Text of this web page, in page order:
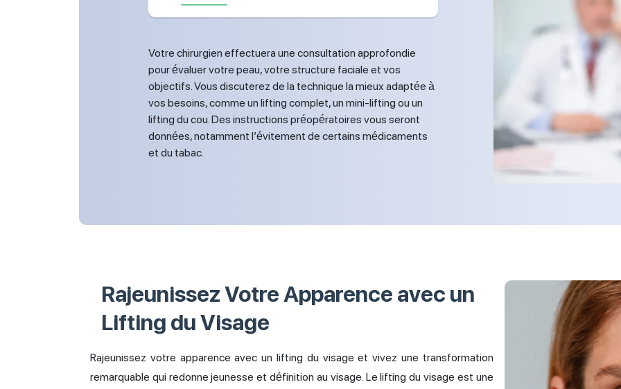
Votre chirurgien effectuera une consultation approfondie
pour évaluer votre peau, votre structure faciale et vos
objectifs. Vous discuterez de la technique la mieux adaptée à
vos besoins, comme un lifting complet, un mini-lifting ou un
lifting du cou. Des instructions préopératoires vous seront
données, notamment l’évitement de certains médicaments
et du tabac.
Rajeunissez Votre Apparence avec un
Lifting du Visage
Rajeunissez votre apparence avec un lifting du visage et vivez une transformation
remarquable qui redonne jeunesse et définition au visage. Le lifting du visage est une